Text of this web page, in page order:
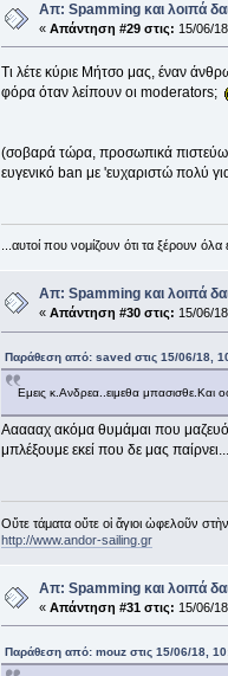
Απ: Spamming και λοιπά
« Απάντηση #29 στις: 15/06/
Τι λέτε κύριε Μήτσο μας, έναν
φόρα όταν λείπουν οι moderators;
(σοβαρά τώρα, προσωπικά πιστεύω
ευγενικό ban με 'ευχαριστώ πολύ
...αυτοί που νομίζουν ότι τα ξέρουν
Απ: Spamming και λοιπά
« Απάντηση #30 στις: 15/06/
Παράθεση από: saved στις 15/06/18,
Εμεις κ.Ανδρεα..ειμεθα μπασισθε.Και
Αααααχ ακόμα θυμάμαι που
μπλέξουμε εκεί που δε μας παίρνει...
Οὔτε τάματα οὔτε οἱ ἅγιοι ὠφελοῦν
http://www.andor-sailing.gr
Απ: Spamming και λοιπά
« Απάντηση #31 στις: 15/06/
Παράθεση από: mouz στις 15/06/18,